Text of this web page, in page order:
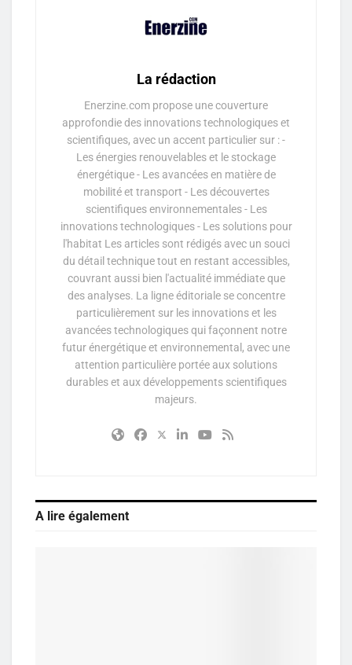
La rédaction
Enerzine.com propose une couverture
approfondie des innovations technologiques et
scientifiques, avec un accent particulier sur : -
Les énergies renouvelables et le stockage
énergétique - Les avancées en matière de
mobilité et transport - Les découvertes
scientifiques environnementales - Les
innovations technologiques - Les solutions pour
l'habitat Les articles sont rédigés avec un souci
du détail technique tout en restant accessibles,
couvrant aussi bien l'actualité immédiate que
des analyses. La ligne éditoriale se concentre
particulièrement sur les innovations et les
avancées technologiques qui façonnent notre
futur énergétique et environnemental, avec une
attention particulière portée aux solutions
durables et aux développements scientifiques
majeurs.
A lire également